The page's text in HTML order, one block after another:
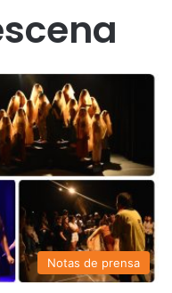
Notas de prensa